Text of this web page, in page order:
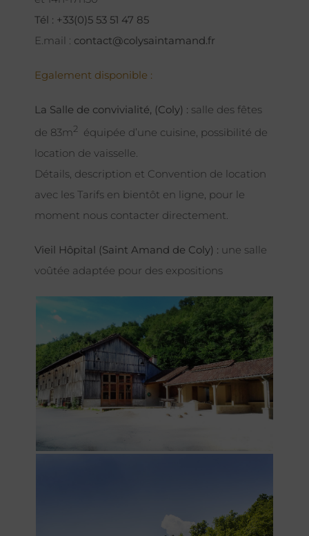
Tél : +33(0)5 53 51 47 85
E.mail : contact@colysaintamand.fr
Egalement disponible :
La Salle de convivialité, (Coly) : salle des fêtes
de 83m2 équipée d’une cuisine, possibilité de
location de vaisselle.
Détails, description et Convention de location
avec les Tarifs en bientôt en ligne, pour le
moment nous contacter directement.
Vieil Hôpital (Saint Amand de Coly) : une salle
voûtée adaptée pour des expositions